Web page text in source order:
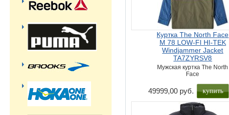
Куртка The North Face
M 78 LOW-FI HI-TEK
Windjammer Jacket
TA7ZYRSV8
Мужская куртка The North
Face
49999,00 руб. купить